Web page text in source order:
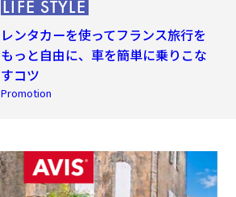
LIFE STYLE
レンタカーを使ってフランス旅行を
もっと自由に、車を簡単に乗りこな
すコツ
Promotion